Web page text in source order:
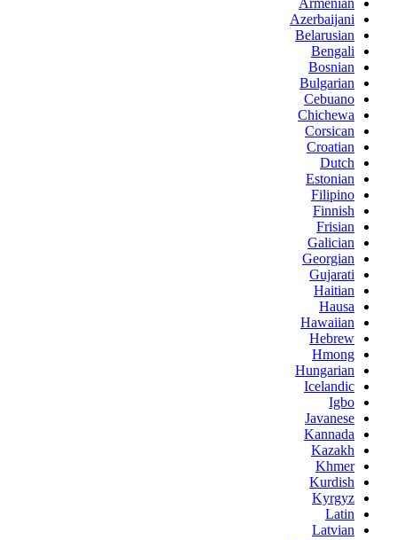
Armenian
Azerbaijani
Belarusian
Bengali
Bosnian
Bulgarian
Cebuano
Chichewa
Corsican
Croatian
Dutch
Estonian
Filipino
Finnish
Frisian
Galician
Georgian
Gujarati
Haitian
Hausa
Hawaiian
Hebrew
Hmong
Hungarian
Icelandic
Igbo
Javanese
Kannada
Kazakh
Khmer
Kurdish
Kyrgyz
Latin
Latvian